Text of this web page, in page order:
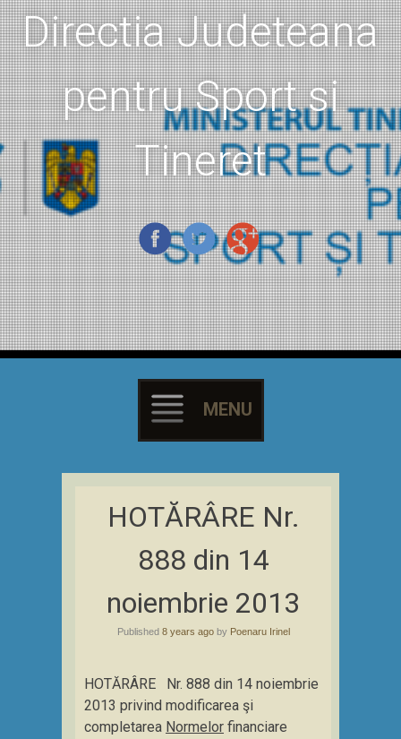
Directia Judeteana
pentru Sport si
Tineret
MENU
Skip
content
HOTĂRÂRE Nr.
888 din 14
noiembrie 2013
Published 8 years agoby Poenaru Irinel
HOTĂRÂRE Nr. 888 din 14 noiembrie
2013 privind modificarea şi
completarea Normelor financiare